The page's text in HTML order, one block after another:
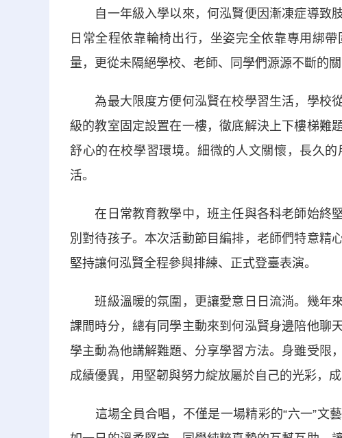
自一年級入學以來，何泓賢便因漸凍症導致肢
日常全程依靠輪椅出行，坐姿完全依靠專用綁
量，更從未隔絕學校、老師、同學們源源不斷的關
為最大限度方便何泓賢在校學習生活，學校
級的教室固定設置在一樓，徹底解決上下樓梯難
舒心的在校學習環境。細微的人文關懷，長久
活。
在日常教育教學中，班主任與各科老師始終
別對待孩子。本次活動節目編排，老師們特意精
堅持讓何泓賢全程參與排練、正式登臺表演。
班級溫暖的氛圍，更讓愛意日日流淌。幾年來
課間時分，總有同學主動來到何泓賢身邊陪他聊
學主動為他講解難題、分享學習方法。身雖受限
成績優異，用堅韌與努力綻放屬於自己的光彩，成
這場全員合唱，不僅是一場精彩的“六一”文